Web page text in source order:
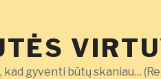
kad gyventi būtų skaniau…